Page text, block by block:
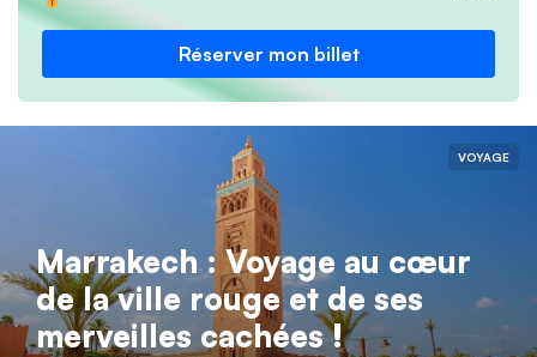
Réserver mon billet
VOYAGE
Marrakech : Voyage au cœur
de la ville rouge et de ses
merveilles cachées !